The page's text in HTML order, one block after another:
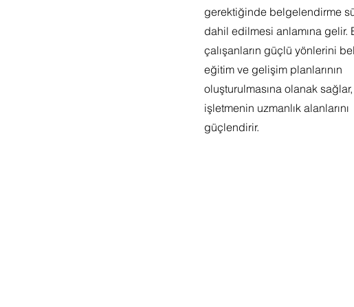
gerektiğinde belgelendirme
dahil edilmesi anlamına gelir.
çalışanların güçlü yönlerini
eğitim ve gelişim planlarının
oluşturulmasına olanak
işletmenin uzmanlık alanlarını
güçlendirir.